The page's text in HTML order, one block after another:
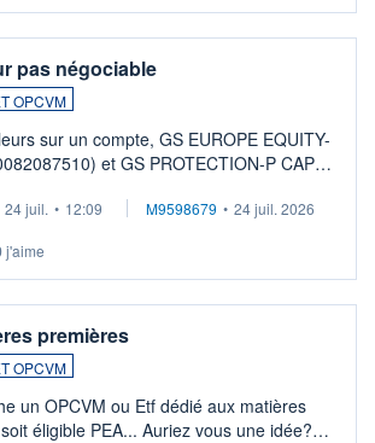
pas négociable
OPCVM
sur un compte, GS EUROPE EQUITY-
et GS PROTECTION-P CAP
la vente, on me signale ...
24 juil. • 12:09 M9598679 • 24 juil. 2026
j'aime
premières
OPCVM
un OPCVM ou Etf dédié aux matières
éligible PEA... Auriez vous une idée?